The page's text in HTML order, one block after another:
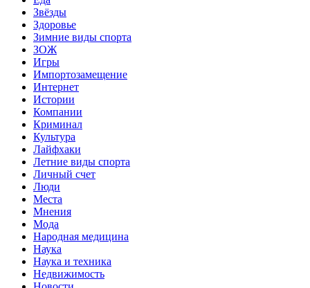
Звёзды
Здоровье
Зимние виды спорта
ЗОЖ
Игры
Импортозамещение
Интернет
Истории
Компании
Криминал
Культура
Лайфхаки
Летние виды спорта
Личный счет
Люди
Места
Мнения
Мода
Народная медицина
Наука
Наука и техника
Недвижимость